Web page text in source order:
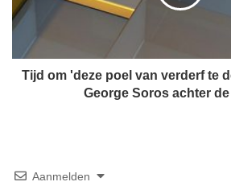
e
t
m
'
e
v
Tijd om 'deze poel van verderf te
George Soros achter
Aanmelden